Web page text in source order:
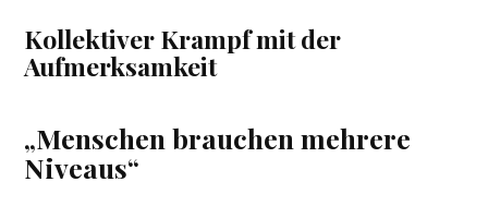
Kollektiver Krampf mit der
Aufmerksamkeit
„Menschen brauchen mehrere
Niveaus“